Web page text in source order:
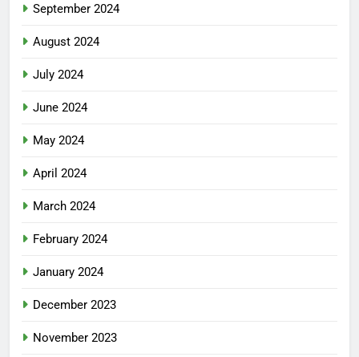
September 2024
August 2024
July 2024
June 2024
May 2024
April 2024
March 2024
February 2024
January 2024
December 2023
November 2023